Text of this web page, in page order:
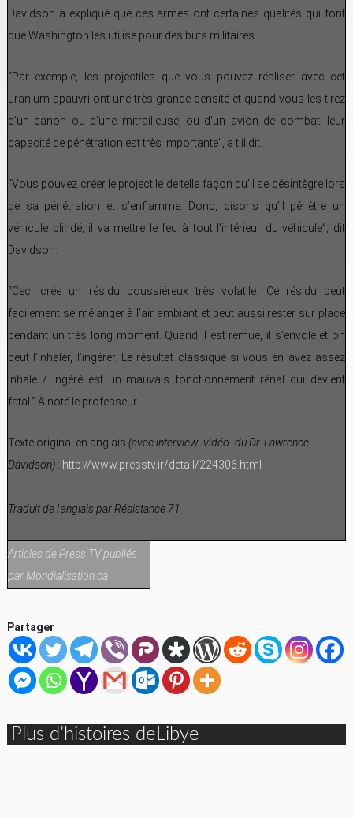
Davidson a expliqué que ces armes ont certaines qualités qui font
que Washington les utilise pour des buts militaires.
“Par exemple, les projectiles que vous pouvez réaliser avec cet
uranium apauvri ont une très grande densité et quand vous les tirez
d’un canon ou d’une mitrailleuse, ou d’un avion de combat, leur
capacité de pénétration est très importante”, a t’il dit.
“Vous pouvez créer le projectile de telle façon qu’il se désintègre lors
de sa pénétration et s’enflamme. Donc, disons qu’il pénètre un
véhicule blindé, il va mettre le feu à tout l’intérieur du véhicule”, dit
Davidson.
“Ceci crée un résidu poussiéreux très volatile. Ce résidu peut
facilement se mélanger à l’air ambiant et peut aussi rester sur place
pendant un très long moment. Quand il est remué, il s’envole et on
peut l’inhaler, l’ingérer. Le résultat classique si vous en avez assez
inhalé / ingéré est un mauvais fonctionnement rénal qui devient
fatal.” A noté le professeur.
Texte original en anglais (avec interview -vidéo- du Dr. Lawrence
Davidson) : http://www.presstv.ir/detail/224306.html
Traduit de l’anglais par Résistance 71
Articles de Press TV publiés
par Mondialisation.ca
Partager
Plus d’histoires deLibye